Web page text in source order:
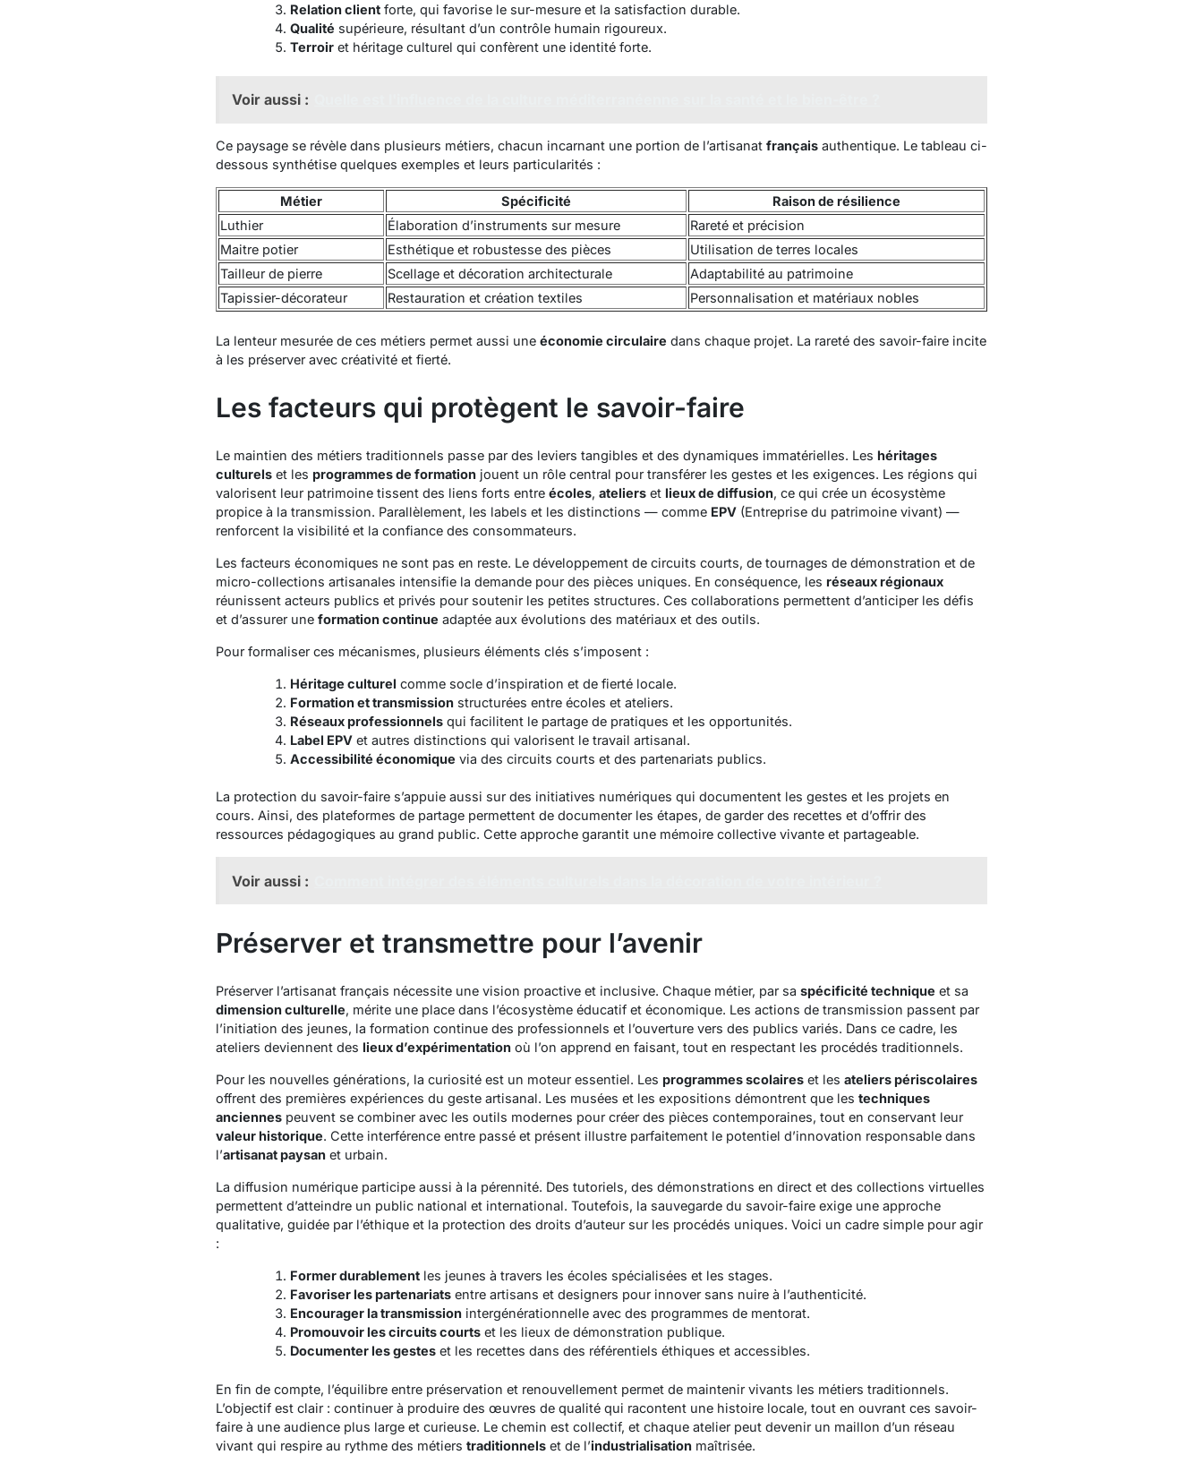
Relation client forte, qui favorise le sur-mesure et la satisfaction durable.
Qualité supérieure, résultant d’un contrôle humain rigoureux.
Terroir et héritage culturel qui confèrent une identité forte.
Voir aussi :
Ce paysage se révèle dans plusieurs métiers, chacun incarnant une portion de l’artisanat françaisauthentique. Le tableau ci-
dessous synthétise quelques exemples et leurs particularités :
Métier Spécificité
Raison de résilience
Luthier
Élaboration d’instruments sur mesure
Rareté et précision
Maitre potier
Esthétique et robustesse des pièces
Utilisation de terres locales
Tailleur de pierre
Scellage et décoration architecturale
Adaptabilité au patrimoine
Tapissier-décorateur
Restauration et création textiles Personnalisation et matériaux nobles
La lenteur mesurée de ces métiers permet aussi une économie circulaire dans chaque projet. La rareté des savoir-faireincite
à les préserver avec créativité et fierté.
Les facteurs qui protègent le savoir-faire
Le maintien des métiers traditionnels passe par des leviers tangibles et des dynamiques immatérielles. Les héritages
culturelset les programmes de formationjouent un rôle central pour transférer les gestes et les exigences. Les régions qui
valorisent leur patrimoine tissent des liens forts entre écoles, atelierset lieux de diffusion, ce qui crée un écosystème
propice à la transmission. Parallèlement, les labels et les distinctions — comme EPV(Entreprise du patrimoine vivant) —
renforcent la visibilité et la confiance des consommateurs.
Les facteurs économiques ne sont pas en reste. Le développement de circuits courts, de tournages de démonstration et de
micro-collections artisanales intensifie la demande pour des pièces uniques. En conséquence, les réseaux régionaux
réunissent acteurs publics et privés pour soutenir les petites structures. Ces collaborations permettent d’anticiper les défis
et d’assurer une formation continue adaptée aux évolutions des matériaux et des outils.
Pour formaliser ces mécanismes, plusieurs éléments clés s’imposent :
Héritage culturel comme socle d’inspiration et de fierté locale.
Formation et transmission structurées entre écoles et ateliers.
Réseaux professionnels qui facilitent le partage de pratiques et les opportunités.
Label EPV et autres distinctions qui valorisent le travail artisanal.
Accessibilité économique via des circuits courts et des partenariats publics.
La protection du savoir-faire s’appuie aussi sur des initiatives numériques qui documentent les gestes et les projets en
cours. Ainsi, des plateformes de partage permettent de documenter les étapes, de garder des recettes et d’offrir des
ressources pédagogiques au grand public. Cette approche garantit une mémoire collective vivante et partageable.
Voir aussi :
Préserver et transmettre pour l’avenir
Préserver l’artisanat français nécessite une vision proactive et inclusive. Chaque métier, par sa spécificité technique et sa
dimension culturelle, mérite une place dans l’écosystème éducatif et économique. Les actions de transmission passent par
l’initiation des jeunes, la formation continue des professionnels et l’ouverture vers des publics variés. Dans ce cadre, les
ateliers deviennent des lieux d’expérimentationoù l’on apprend en faisant, tout en respectant les procédés traditionnels.
Pour les nouvelles générations, la curiosité est un moteur essentiel. Les programmes scolaireset les ateliers périscolaires
offrent des premières expériences du geste artisanal. Les musées et les expositions démontrent que les techniques
anciennespeuvent se combiner avec les outils modernes pour créer des pièces contemporaines, tout en conservant leur
valeur historique. Cette interférence entre passé et présentillustre parfaitement le potentiel d’innovation responsable dans
l’artisanat paysanet urbain.
La diffusion numérique participe aussi à la pérennité. Des tutoriels, des démonstrations en direct et des collections virtuelles
permettent d’atteindre un public national et international. Toutefois, la sauvegarde du savoir-faire exige une approche
qualitative, guidée par l’éthique et la protection des droits d’auteur sur les procédés uniques. Voici un cadre simple pour agir
:
Former durablement les jeunes à travers les écoles spécialisées et les stages.
Favoriser les partenariats entre artisans et designers pour innover sans nuire à l’authenticité.
Encourager la transmission intergénérationnelle avec des programmes de mentorat.
Promouvoir les circuits courts et les lieux de démonstration publique.
Documenter les gestes et les recettes dans des référentiels éthiques et accessibles.
En fin de compte, l’équilibre entre préservation et renouvellement permet de maintenir vivants les métiers traditionnels.
L’objectif est clair : continuer à produire des œuvres de qualité qui racontent une histoire locale, tout en ouvrant ces savoir-
faire à une audience plus large et curieuse. Le chemin est collectif, et chaque atelier peut devenir un maillon d’un réseau
vivant qui respire au rythme des métiers traditionnelset de l’industrialisationmaîtrisée.